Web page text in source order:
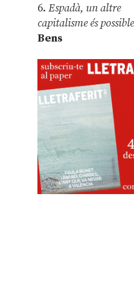
6.Espadà, un altre
capitalisme és possible
Bens